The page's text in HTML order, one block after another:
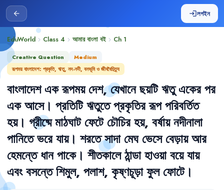
arrow_back loginলগইন
EduWorld chevron_right Class 4 chevron_right আমার বাংলা বই chevron_right Ch 1
Creative Question
Medium
রূপময় বাংলাদেশ: প্রকৃতি, ঋতু, নদ-নদী, বনভূমি ও জীববৈচিত্র্য
বাংলাদেশ এক রূপময় দেশ, যেখানে ছয়টি ঋতু একের পর
এক আসে। প্রতিটি ঋতুতে প্রকৃতির রূপ পরিবর্তিত
হয়। গ্রীষ্মে মাঠঘাট ফেটে চৌচির হয়, বর্ষায় নদীনালা
পানিতে ভরে যায়। শরতে সাদা মেঘ ভেসে বেড়ায় আর
হেমন্তে ধান পাকে। শীতকালে ঠান্ডা হাওয়া বয়ে যায়
এবং বসন্তে শিমুল, পলাশ, কৃষ্ণচূড়া ফুল ফোটে।